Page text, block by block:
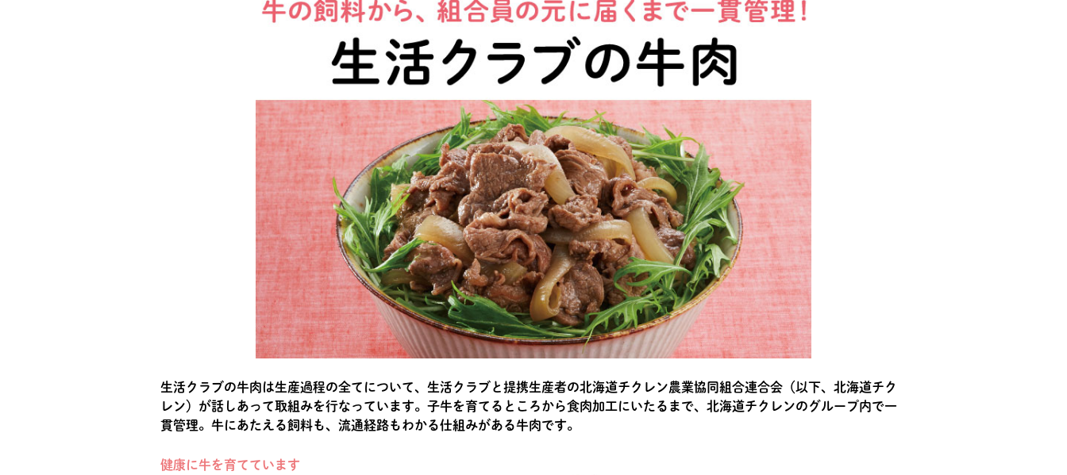
生活クラブの牛肉は生産過程の全てについて、生活クラブと提携生産者の北海道チクレン農業協同組合連合会（以下、北海道チク
レン）が話しあって取組みを行なっています。子牛を育てるところから食肉加工にいたるまで、北海道チクレンのグループ内で一
貫管理。牛にあたえる飼料も、流通経路もわかる仕組みがある牛肉です。
健康に牛を育てています